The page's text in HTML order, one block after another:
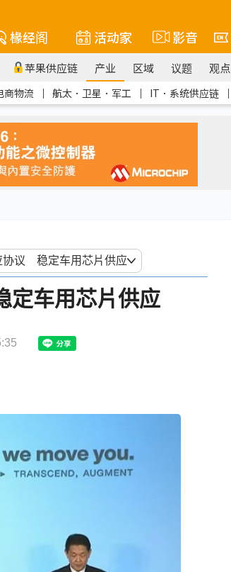
椽经阁 活动家 影音
苹果供应链 产业 区域 议题 观点
商物流 ｜ 航太．卫星．军工 ｜ IT．系统供应链 ｜
车用芯片供应